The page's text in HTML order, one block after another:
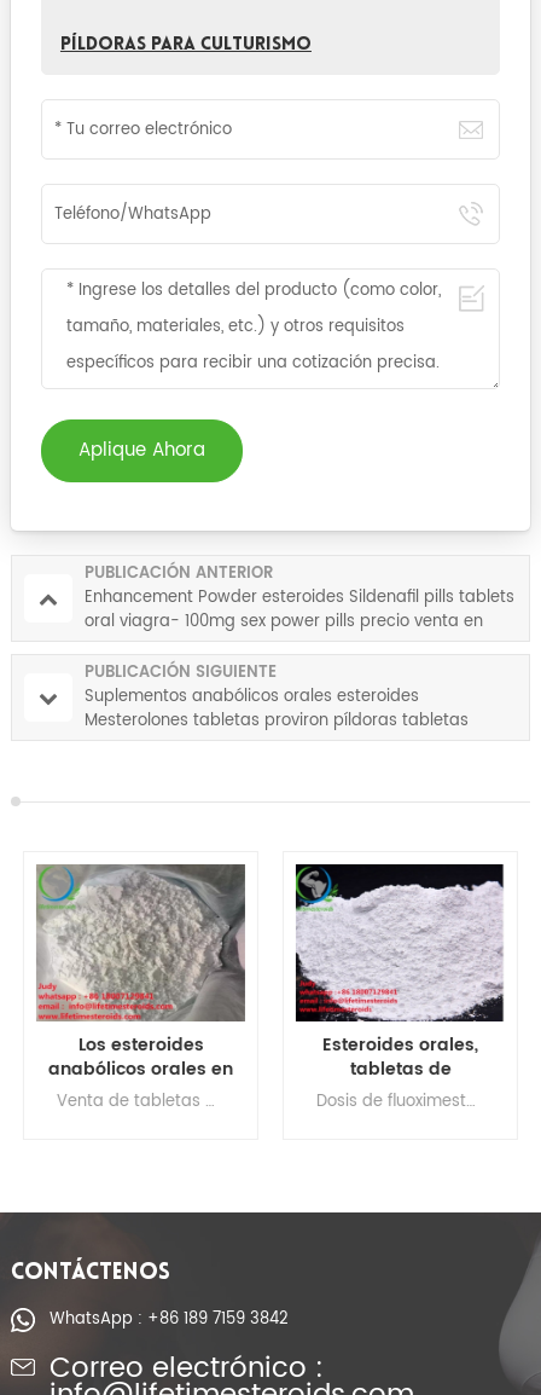
píldoras para culturismo
Aplique Ahora
PUBLICACIÓN ANTERIOR
Enhancement Powder esteroides Sildenafil pills tablets
oral viagra- 100mg sex power pills precio venta en
línea para hombres
PUBLICACIÓN SIGUIENTE
Suplementos anabólicos orales esteroides
Mesterolones tabletas proviron píldoras tabletas
orales proviron 25 mg 50 mg para culturismo
Los esteroides
anabólicos orales en
polvo winstrol- Venta de tabletas de estanozolol, tabletas de estanozolol de 50 mg, precio de tabletas de estanozolol, tableta de estanozolol de 2 mg, tableta de estanozolol, tableta de estanozolol, estanozolol winstrol 10 mg, estanozolol 100, estanozolol de 100 mg, estanozolol de 30 ml, estanozolol de 50 mg/ml
Esteroides orales,
tabletas de
fluoximesterona,Dosis de fluoximesterona, beneficios de fluoximesterona, efectos secundarios de fluoximesterona Usos de fluoximesterona, fluoximesterona 5 mg, halotestin 10 mg, cuánto tiempo puede tomar halotestin
CONTÁCTENOS
WhatsApp : +86 189 7159 3842
Correo electrónico :